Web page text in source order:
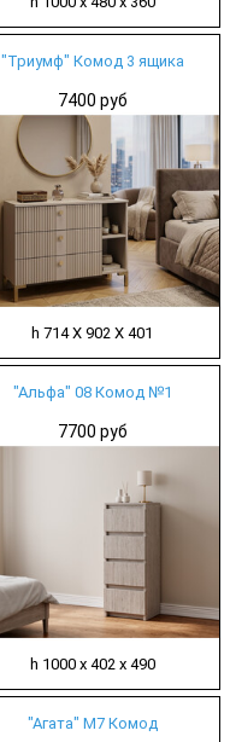
"Триумф" Комод 3 ящика
7400 руб
h 714 Х 902 Х 401
"Альфа" 08 Комод №1
7700 руб
h 1000 х 402 х 490
"Агата" М7 Комод